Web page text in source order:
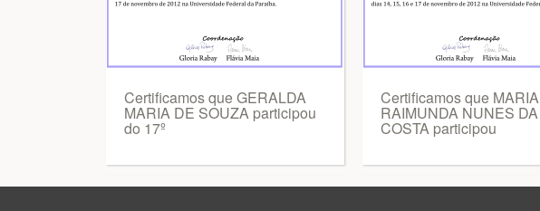
Certificamos que GERALDA
MARIA DE SOUZA participou
do 17º
Certificamos que MARIA
RAIMUNDA NUNES DA
COSTA participou